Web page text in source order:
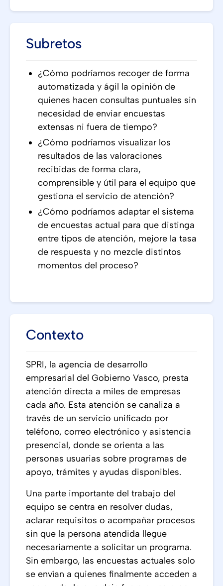
Subretos
¿Cómo podríamos recoger de forma
automatizada y ágil la opinión de
quienes hacen consultas puntuales sin
necesidad de enviar encuestas
extensas ni fuera de tiempo?
¿Cómo podríamos visualizar los
resultados de las valoraciones
recibidas de forma clara,
comprensible y útil para el equipo que
gestiona el servicio de atención?
¿Cómo podríamos adaptar el sistema
de encuestas actual para que distinga
entre tipos de atención, mejore la tasa
de respuesta y no mezcle distintos
momentos del proceso?
Contexto
SPRI, la agencia de desarrollo
empresarial del Gobierno Vasco, presta
atención directa a miles de empresas
cada año. Esta atención se canaliza a
través de un servicio unificado por
teléfono, correo electrónico y asistencia
presencial, donde se orienta a las
personas usuarias sobre programas de
apoyo, trámites y ayudas disponibles.
Una parte importante del trabajo del
equipo se centra en resolver dudas,
aclarar requisitos o acompañar procesos
sin que la persona atendida llegue
necesariamente a solicitar un programa.
Sin embargo, las encuestas actuales solo
se envían a quienes finalmente acceden a